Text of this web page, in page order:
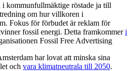
i kommunfullmäktige röstade ja till
om hur villkoren i
Fokus för förbudet är reklam för
fossil energi. Detta framkommeri
Fossil Free Advertising
har lovat att minska sina
och vara klimatneutrala till 2050.